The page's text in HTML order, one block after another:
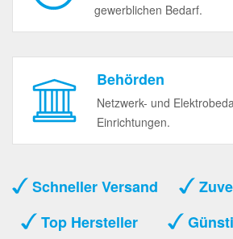
gewerblichen Bedarf.
Behörden
Netzwerk- und
Einrichtungen.
Schneller Versand
Top Hersteller